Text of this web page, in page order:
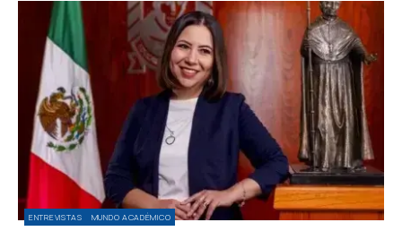
ENTREVISTAS MUNDO ACADÉMICO